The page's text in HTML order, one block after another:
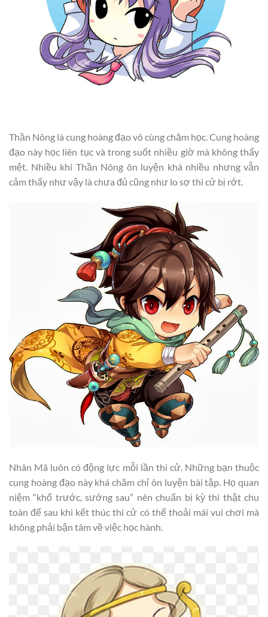
Thần Nông là cung hoàng đạo vô cùng chăm học. Cung hoàng
đạo này học liên tục và trong suốt nhiều giờ mà không thấy
mệt. Nhiều khi Thần Nông ôn luyện khá nhiều nhưng vẫn
cảm thấy như vậy là chưa đủ cũng như lo sợ thi cử bị rớt.
Nhân Mã luôn có động lực mỗi lần thi cử. Những bạn thuộc
cung hoàng đạo này khá chăm chỉ ôn luyện bài tập. Họ quan
niệm “khổ trước, sướng sau” nên chuẩn bị kỳ thi thật chu
toàn để sau khi kết thúc thi cử có thể thoải mái vui chơi mà
không phải bận tâm về việc học hành.